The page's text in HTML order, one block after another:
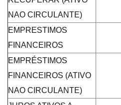
NAO CIRCULANTE)
EMPRESTIMOS
FINANCEIROS
EMPRÉSTIMOS
FINANCEIROS (ATIVO
NAO CIRCULANTE)